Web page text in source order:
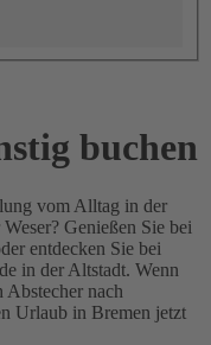
buchen
vom Alltag in der
Genießen Sie bei
entdecken Sie bei
in der Altstadt. Wenn
Abstecher nach
Urlaub in Bremen jetzt